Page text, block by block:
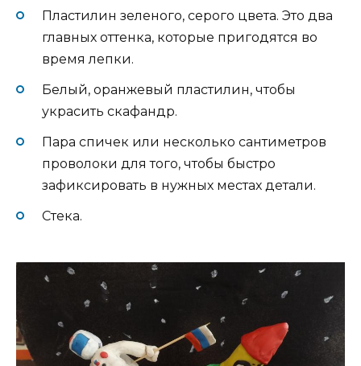
Пластилин зеленого, серого цвета. Это два
главных оттенка, которые пригодятся во
время лепки.
Белый, оранжевый пластилин, чтобы
украсить скафандр.
Пара спичек или несколько сантиметров
проволоки для того, чтобы быстро
зафиксировать в нужных местах детали.
Стека.